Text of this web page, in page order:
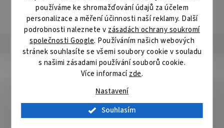
používáme ke shromažďování údajů za účelem
personalizace a měření účinnosti naší reklamy. Další
podrobnosti naleznete v zásadách ochrany soukromí
společnosti Google. Používáním našich webových
stránek souhlasíte se všemi soubory cookie v souladu
s našimi zásadami používání souborů cookie.
Více informacízde.
Nastavení
Souhlasím
ZOBRAZIT VŠECHNY SOUVISEJÍCÍ PRODUKTY
Popis Hodnocení Diskuze
Detailní popis produktu
V-PLUS stanovuje nová výkonnostní měřítka. Je důslednou
inovací miliónkrát osvědčeného příklepového vrtáku 4 PLUS.
Rychlost vrtání se vůči příklepovému vrtáku 4 PLUS zvýšila až o
12%. Skvěle se hodí i pro akumulátorové příklepové vrtačky. V-